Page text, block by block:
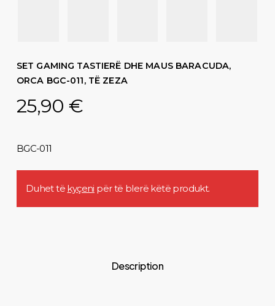
SET GAMING TASTIERË DHE MAUS BARACUDA,
ORCA BGC-011, TË ZEZA
25,90€
BGC-011
Duhet të kyçeni për të blerë këtë produkt.
Description